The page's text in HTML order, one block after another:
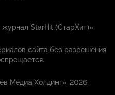
StarHit (СтарХит)»
сайта без разрешения
Медиа Холдинг», 2026.